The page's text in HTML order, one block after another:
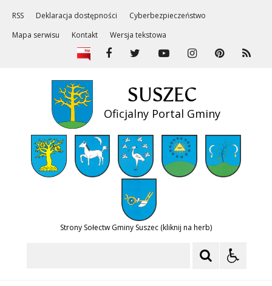
RSS Deklaracja dostępności
Cyberbezpieczeństwo
Mapa serwisu
Kontakt Wersja tekstowa
SUSZEC
Oficjalny Portal Gminy
Strony Sołectw Gminy Suszec (kliknij na herb)